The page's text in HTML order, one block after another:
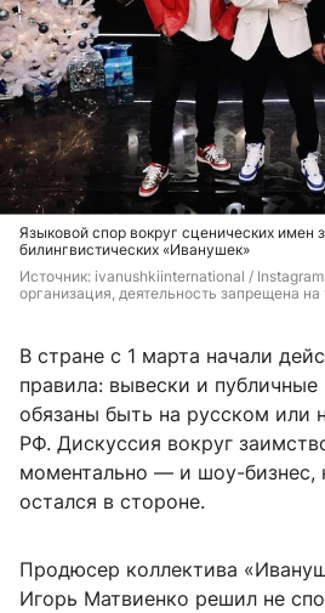
Языковой спор вокруг сценических имен
билингвистических «Иванушек»
Источник: ivanushkiinternational /
организация, деятельность запрещена
В стране с 1 марта начали
правила: вывески и публичные
обязаны быть на русском или
РФ. Дискуссия вокруг
моментально — и шоу-бизнес,
остался в стороне.
Продюсер коллектива
Игорь Матвиенко решил не